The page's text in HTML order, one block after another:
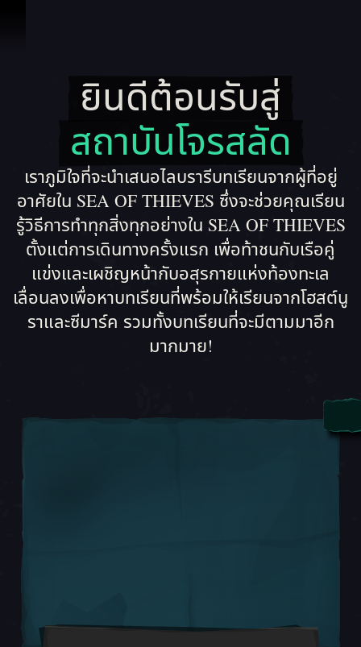
ยินดีต้อนรับสู่ สถาบันโ
ยินดีต้อนรับสู่
สถาบันโจรสลัด
เราภูมิใจที่จะนำเสนอไลบรารีบทเรียนจากผู้ที่อยู่
อาศัยใน SEA OF THIEVES ซึ่งจะช่วยคุณเรียน
รู้วิธีการทำทุกสิ่งทุกอย่างใน SEA OF THIEVES
ตั้งแต่การเดินทางครั้งแรก เพื่อท้าชนกับเรือคู่
แข่งและเผชิญหน้ากับอสุรกายแห่งท้องทะเล
เลื่อนลงเพื่อหาบทเรียนที่พร้อมให้เรียนจากโฮสต์นู
ราและซีมาร์ค รวมทั้งบทเรียนที่จะมีตามมาอีก
มากมาย!